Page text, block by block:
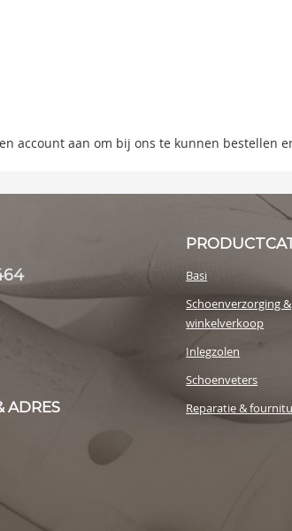
account aan om bij ons te kunnen bestellen
ADRES
Basi
Schoenverzorging &
winkelverkoop
Inlegzolen
Schoenveters
Reparatie &